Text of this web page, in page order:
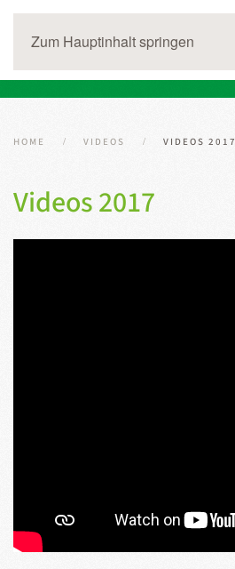
Zum Hauptinhalt springen
HOME VIDEOS VIDEOS 2017
Videos 2017